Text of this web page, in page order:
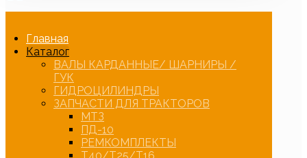
Главная
Каталог
ВАЛЫ КАРДАННЫЕ/ ШАРНИРЫ /
ГУК
ГИДРОЦИЛИНДРЫ
ЗАПЧАСТИ ДЛЯ ТРАКТОРОВ
МТЗ
ПД-10
РЕМКОМПЛЕКТЫ
Т40/Т25/Т16